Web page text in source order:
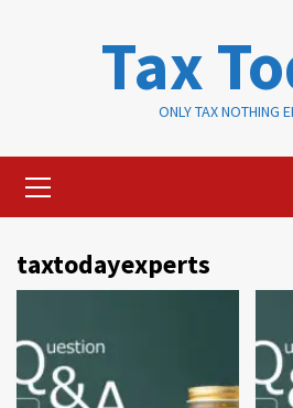
Tax
ONLY TAX NOTHING
Menu
taxtodayexperts